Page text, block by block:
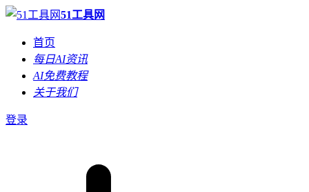
51工具网
首页
每日AI资讯
AI免费教程
关于我们
登录